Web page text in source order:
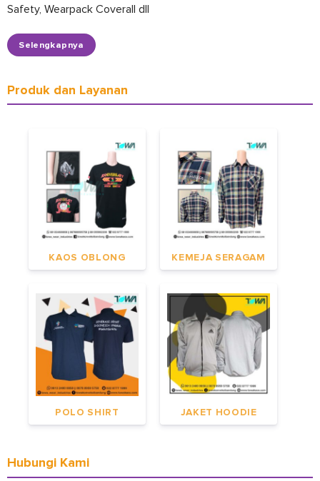
Safety, Wearpack Coverall dll
Selengkapnya
Produk dan Layanan
KAOS OBLONG KEMEJA SERAGAM
POLO SHIRT JAKET HOODIE
Hubungi Kami